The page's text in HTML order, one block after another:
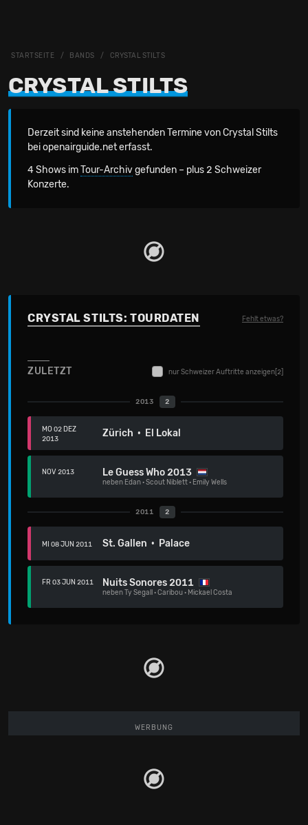
STARTSEITE BANDS CRYSTAL STILTS
CRYSTAL STILTS
Derzeit sind keine anstehenden Termine von Crystal Stilts
bei openairguide.net erfasst.
4 Shows imTour-Archivgefunden – plus 2 Schweizer
Konzerte.
CRYSTAL STILTS: TOURDATEN Fehlt etwas?
ZULETZT nur Schweizer Auftritte anzeigen [2]
2013 2
MO 02 DEZ
2013
Zürich · El Lokal
NOV 2013 Le Guess Who 2013
neben Edan·Scout Niblett· Emily Wells
2011 2
MI 08 JUN 2011 St. Gallen · Palace
FR 03 JUN 2011 Nuits Sonores 2011
nebenTy Segall ·Caribou· Mickael Costa
WERBUNG